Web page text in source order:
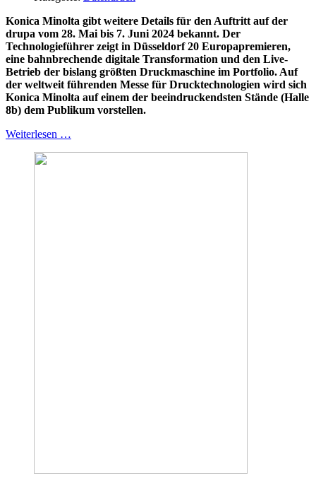
Konica Minolta gibt weitere Details für den Auftritt auf der
drupa vom 28. Mai bis 7. Juni 2024 bekannt. Der
Technologieführer zeigt in Düsseldorf 20 Europapremieren,
eine bahnbrechende digitale Transformation und den Live-
Betrieb der bislang größten Druckmaschine im Portfolio. Auf
der weltweit führenden Messe für Drucktechnologien wird sich
Konica Minolta auf einem der beeindruckendsten Stände (Halle
8b) dem Publikum vorstellen.
Weiterlesen …